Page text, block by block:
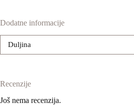
Dodatne informacije
Duljina
Recenzije
Još nema recenzija.